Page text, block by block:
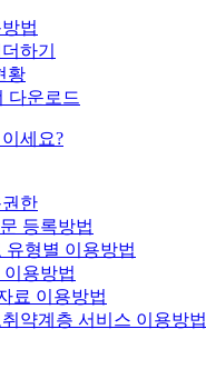
법
하기
황
다운로드
세요?
한
등록방법
유형별 이용방법
용방법
료 이용방법
약계층 서비스 이용방법